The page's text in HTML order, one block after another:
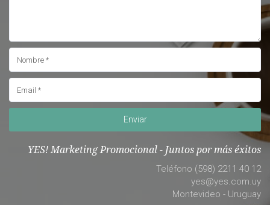
Enviar
YES! Marketing Promocional - Juntos por más éxitos
Teléfono (598) 2211 40 12
yes@yes.com.uy
Montevideo - Uruguay